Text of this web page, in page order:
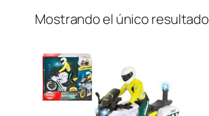
Mostrando el único resultado